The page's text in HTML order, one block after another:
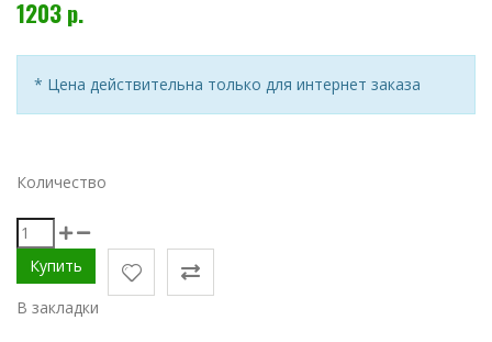
1203 р.
* Цена действительна только для интернет заказа
Количество
В закладки